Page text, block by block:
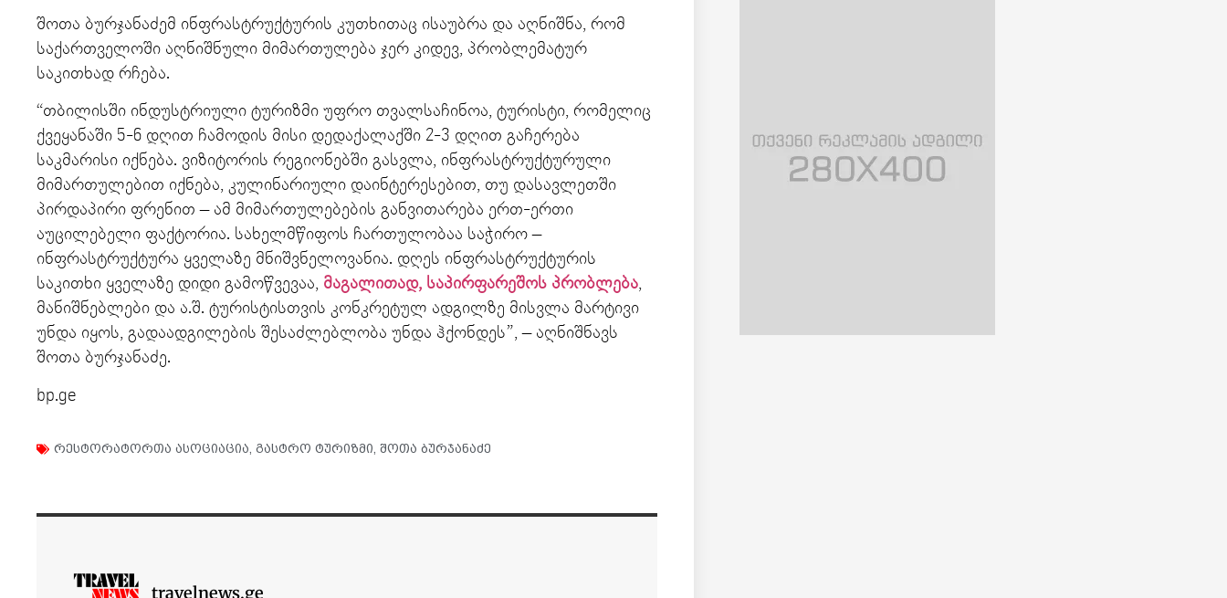
შოთა ბურჯანაძემ ინფრასტრუქტურის კუთხითაც ისაუბრა და აღნიშნა, რომ
საქართველოში აღნიშნული მიმართულება ჯერ კიდევ, პრობლემატურ
საკითხად რჩება.
“თბილისში ინდუსტრიული ტურიზმი უფრო თვალსაჩინოა, ტურისტი, რომელიც
ქვეყანაში 5-6 დღით ჩამოდის მისი დედაქალაქში 2-3 დღით გაჩერება
საკმარისი იქნება. ვიზიტორის რეგიონებში გასვლა, ინფრასტრუქტურული
მიმართულებით იქნება, კულინარიული დაინტერესებით, თუ დასავლეთში
პირდაპირი ფრენით – ამ მიმართულებების განვითარება ერთ-ერთი
აუცილებელი ფაქტორია. სახელმწიფოს ჩართულობაა საჭირო –
ინფრასტრუქტურა ყველაზე მნიშვნელოვანია. დღეს ინფრასტრუქტურის
საკითხი ყველაზე დიდი გამოწვევაა, მაგალითად, საპირფარეშოს პრობლება,
მანიშნებლები და ა.შ. ტურისტისთვის კონკრეტულ ადგილზე მისვლა მარტივი
უნდა იყოს, გადაადგილების შესაძლებლობა უნდა ჰქონდეს”, – აღნიშნავს
შოთა ბურჯანაძე.
bp.ge
რესტორატორთა ასოციაცია, გასტრო ტურიზმი, შოთა ბურჯანაძე
travelnews.ge